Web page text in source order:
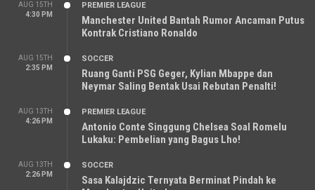
AUG 15TH
4:30 PM
PREMIER LEAGUE
Manchester United Bantah Rumor Ancaman Putus
Kontrak Cristiano Ronaldo
AUG 15TH
2:35 PM
SOCCER
Ruang Ganti PSG Geger, Kylian Mbappe dan
Neymar Saling Bentak Usai Rebutan Penalti!
AUG 13TH
4:26 PM
PREMIER LEAGUE
Antonio Conte Singgung Chelsea Soal Romelu
Lukaku: Pembelian yang Bagus Lho!
AUG 13TH
2:26 PM
SOCCER
Sasa Kalajdzic Ternyata Berminat Pindah ke